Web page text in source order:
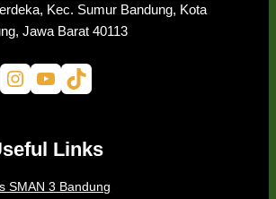
Kec. Sumur Bandung, Kota
Jawa Barat 40113
Instagram YouTube TikTok
Links
SMAN 3 Bandung